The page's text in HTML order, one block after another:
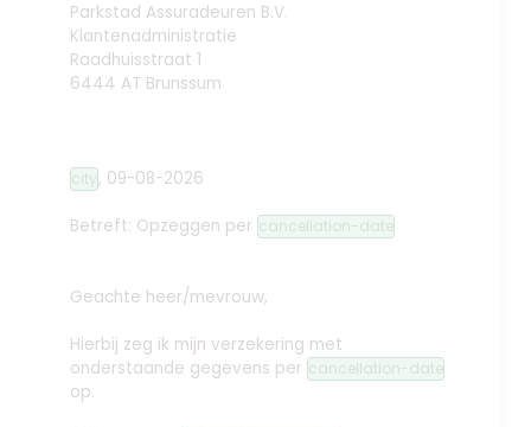
Parkstad Assuradeuren B.V.
Klantenadministratie
Raadhuisstraat 1
6444 AT Brunssum
city, 09-08-2026
Betreft: Opzeggen per cancellation-date
Geachte heer/mevrouw,
Hierbij zeg ik mijn verzekering met
onderstaande gegevens per cancellation-date
op.